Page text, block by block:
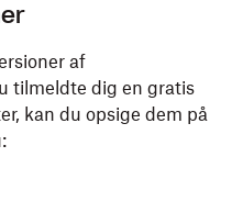
af
tilmeldte dig en gratis
kan du opsige dem på